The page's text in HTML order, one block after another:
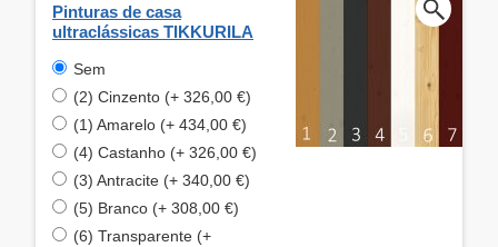
Pinturas de casa
ultraclássicas TIKKURILA
Sem
(2) Cinzento (+ 326,00 €)
(1) Amarelo (+ 434,00 €)
(4) Castanho (+ 326,00 €)
(3) Antracite (+ 340,00 €)
(5) Branco (+ 308,00 €)
(6) Transparente (+